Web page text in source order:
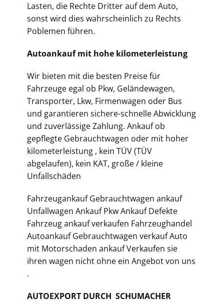
Lasten, die Rechte Dritter auf dem Auto,
sonst wird dies wahrscheinlich zu Rechts
Poblemen führen.
Autoankauf mit hohe kilometerleistung
Wir bieten mit die besten Preise für
Fahrzeuge egal ob Pkw, Geländewagen,
Transporter, Lkw, Firmenwagen oder Bus
und garantieren sichere-schnelle Abwicklung
und zuverlässige Zahlung. Ankauf ob
gepflegte Gebrauchtwagen oder mit hoher
kilometerleistung , kein TÜV (TÜV
abgelaufen), kein KAT, große / kleine
Unfallschäden
Fahrzeugankauf Gebrauchtwagen ankauf
Unfallwagen Ankauf Pkw Ankauf Defekte
Fahrzeug ankauf verkaufen Fahrzeughandel
Autoankauf Gebrauchtwagen verkauf Auto
mit Motorschaden ankauf Verkaufen sie
ihren wagen nicht ohne ein Angebot von uns
.
AUTOEXPORT DURCH SCHUMACHER